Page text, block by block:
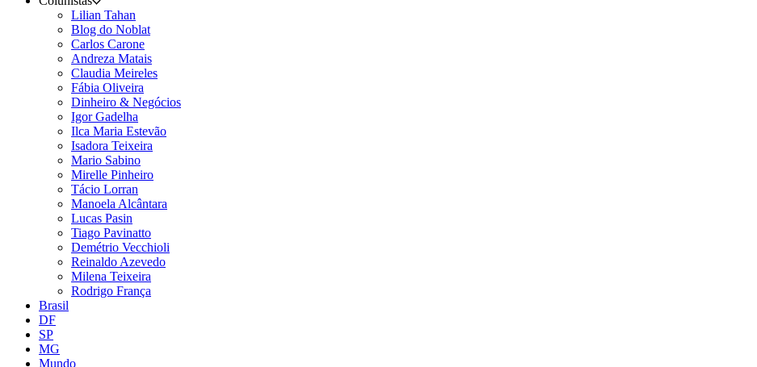
Lilian Tahan
Blog do Noblat
Carlos Carone
Andreza Matais
Claudia Meireles
Fábia Oliveira
Dinheiro & Negócios
Igor Gadelha
Ilca Maria Estevão
Isadora Teixeira
Mario Sabino
Mirelle Pinheiro
Tácio Lorran
Manoela Alcântara
Lucas Pasin
Tiago Pavinatto
Demétrio Vecchioli
Reinaldo Azevedo
Milena Teixeira
Rodrigo França
Brasil
DF
SP
MG
Mundo